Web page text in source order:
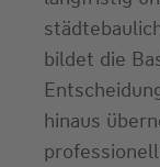
bildet die
hinaus